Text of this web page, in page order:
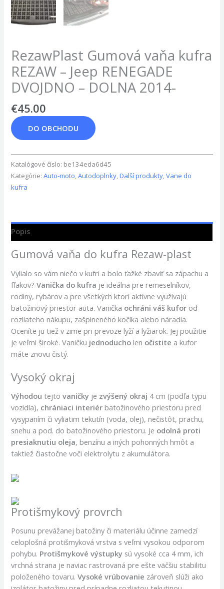
RezawPlast Gumová vaňa kufra
REZAW – Jeep RENEGADE
DVOJDNO – DOLNA 2014-
€45.00
DO OBCHODU
Katalógové číslo: be134eda6d45
Kategórie:Auto-moto,Autodoplnky,Další produkty,Vane do
kufra
Popis
Gumová vaňa do kufra Rezaw-plast
Vylialo so vám niečo v kufri a bolo ťažké zbaviť sa zápachu a
fľakov?Vanička do kufra je ideálna pre remeselníkov,
rodiny, rybárov a pre všetkých ktorí aktívne využívajú
batožinový priestor auta. Vanička ochráni váš kufor od
rozliateho nákupu, zašpineného kočíka alebo náradia.
Oceníte ju tiež v zime pri prevoze lyží a lyžiarok. Jej použitie
je veľmi široké. Vaničku jednoducholen očistite a kufor
máte znovu čistý.
Vysoký okraj
Výhodou tejtovaničky je zvýšený okraj 4 cm (podľa typu
vozidla), chrániaci interiérbatožinového priestoru pred
vysypaním či vyliatim tekutín (voda, olej), nečistôt, prachu,
snehu a pod. do batožinového priestoru. Je odolná proti
presiaknutiu oleja, benzínu a iných pohonných hmôt a
taktiež čiastočne voči elektrolytu z akumulátora.
Protišmykový provrch
Posunu prevážanej batožiny či materiálu účinne zamedzí
celoplošná protišmyková vrstva s veľmi vysokou odporom
pohybu. Protišmykové výstupky sú vysoké cca 4 mm, ich
vrchná strana je naviac rastrovaná pre ešte väčšiu stabilitu
položeného tovaru.Vysoké vrúbovanie zároveň slúži ako